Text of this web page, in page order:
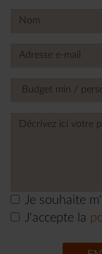
Je souhaite
J'accepte la